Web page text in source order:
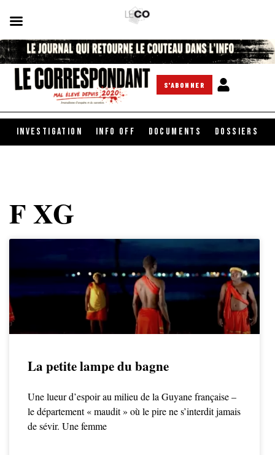
S'ABONNER
INVESTIGATION INFO OFF DOCUMENTS DOSSIERS
F XG
La petite lampe du bagne
Une lueur d’espoir au milieu de la Guyane française –
le département « maudit » où le pire ne s’interdit jamais
de sévir. Une femme